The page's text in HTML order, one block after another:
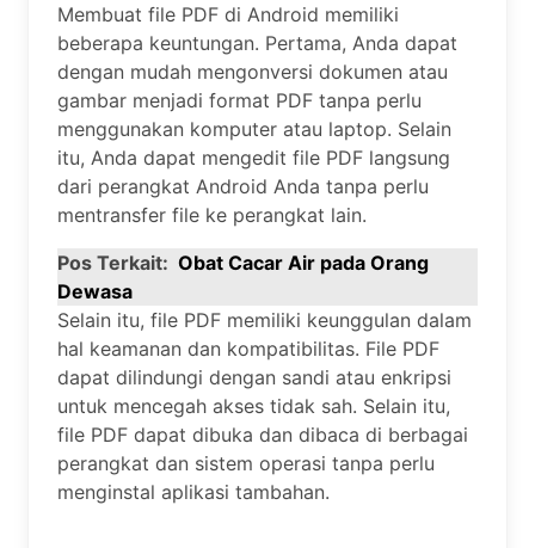
Membuat file PDF di Android memiliki
beberapa keuntungan. Pertama, Anda dapat
dengan mudah mengonversi dokumen atau
gambar menjadi format PDF tanpa perlu
menggunakan komputer atau laptop. Selain
itu, Anda dapat mengedit file PDF langsung
dari perangkat Android Anda tanpa perlu
mentransfer file ke perangkat lain.
Pos Terkait: Obat Cacar Air pada Orang
Dewasa
Selain itu, file PDF memiliki keunggulan dalam
hal keamanan dan kompatibilitas. File PDF
dapat dilindungi dengan sandi atau enkripsi
untuk mencegah akses tidak sah. Selain itu,
file PDF dapat dibuka dan dibaca di berbagai
perangkat dan sistem operasi tanpa perlu
menginstal aplikasi tambahan.